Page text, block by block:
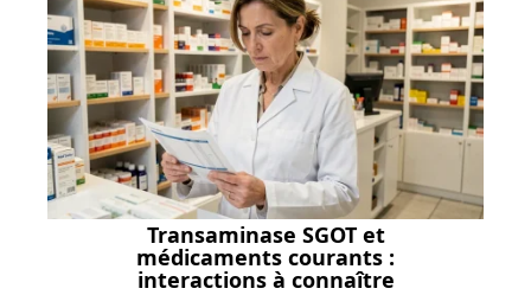
Transaminase SGOT et
médicaments courants :
interactions à connaître